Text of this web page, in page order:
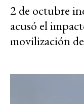
2 de octubre
acusó el
movilización